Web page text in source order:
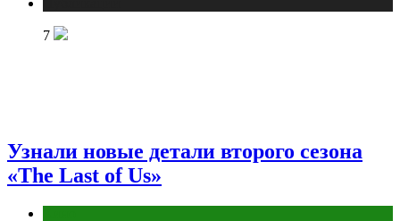
7
Узнали новые детали второго сезона
«The Last of Us»